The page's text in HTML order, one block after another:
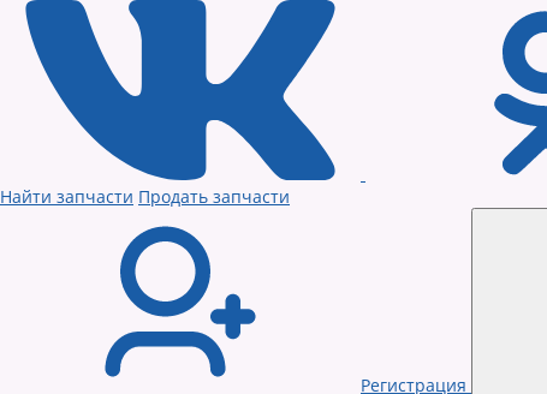
Найти запчасти Продать запчасти
Регистрация